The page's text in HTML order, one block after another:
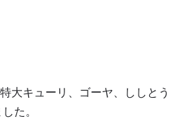
大キューリ、ゴーヤ、ししとう
た。